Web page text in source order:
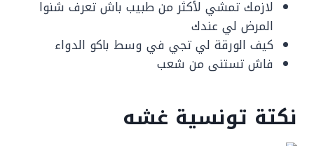
لازمك تمشي لأكثر من طبيب باش تعرف شنوا
المرض لي عندك
كيف الورقة لي تجي في وسط باكو الدواء
فاش تستنى من شعب
نكتة تونسية غشه